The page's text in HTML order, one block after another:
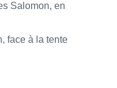
Salomon, en
face à la tente